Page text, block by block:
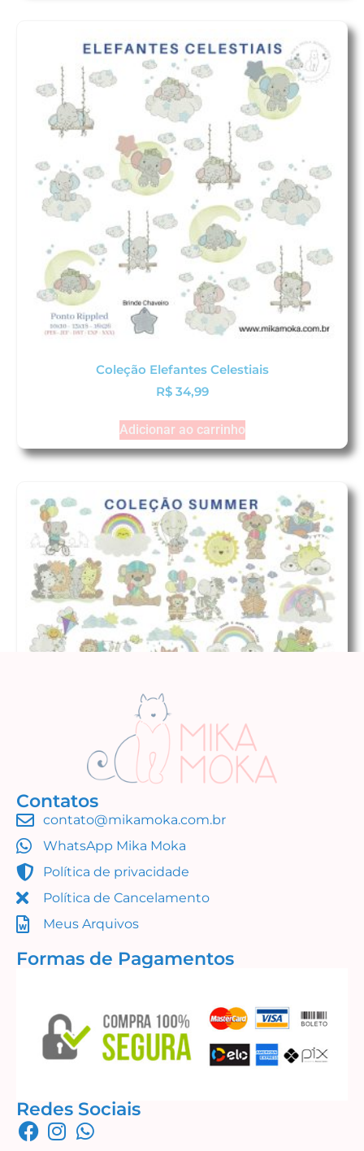
Coleção Elefantes Celestiais
R$34,99
Adicionar ao carrinho
R$49,99
Adicionar ao carrinho
Contatos
contato@mikamoka.com.br
WhatsApp Mika Moka
Política de privacidade
Política de Cancelamento
Meus Arquivos
Formas de Pagamentos
Redes Sociais